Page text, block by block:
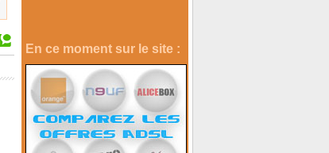
En ce moment sur le site :